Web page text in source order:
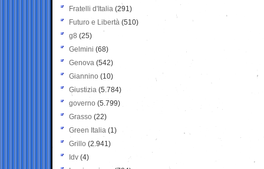
Fratelli d'Italia (291)
Futuro e Libertà (510)
g8 (25)
Gelmini (68)
Genova (542)
Giannino (10)
Giustizia (5.784)
governo (5.799)
Grasso (22)
Green Italia (1)
Grillo (2.941)
Idv (4)